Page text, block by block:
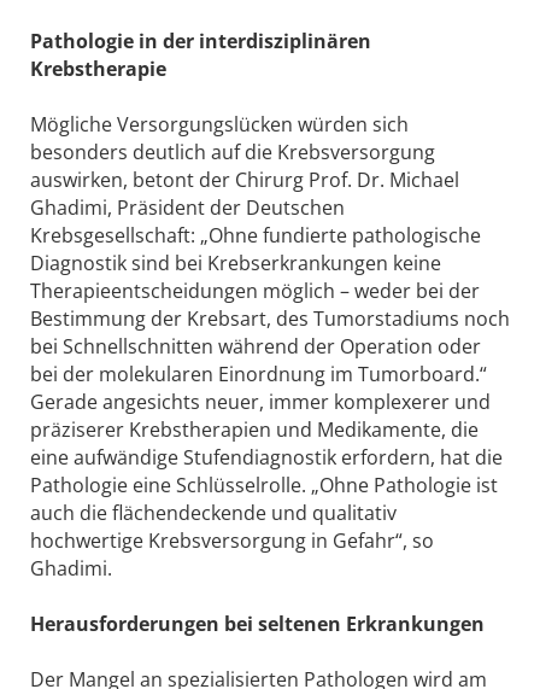
Pathologie in der interdisziplinären
Krebstherapie
Mögliche Versorgungslücken würden sich
besonders deutlich auf die Krebsversorgung
auswirken, betont der Chirurg Prof. Dr. Michael
Ghadimi, Präsident der Deutschen
Krebsgesellschaft: „Ohne fundierte pathologische
Diagnostik sind bei Krebserkrankungen keine
Therapieentscheidungen möglich – weder bei der
Bestimmung der Krebsart, des Tumorstadiums noch
bei Schnellschnitten während der Operation oder
bei der molekularen Einordnung im Tumorboard.“
Gerade angesichts neuer, immer komplexerer und
präziserer Krebstherapien und Medikamente, die
eine aufwändige Stufendiagnostik erfordern, hat die
Pathologie eine Schlüsselrolle. „Ohne Pathologie ist
auch die flächendeckende und qualitativ
hochwertige Krebsversorgung in Gefahr“, so
Ghadimi.
Herausforderungen bei seltenen Erkrankungen
Der Mangel an spezialisierten Pathologen wird am